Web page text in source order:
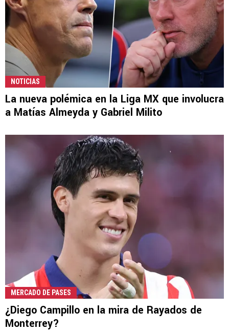
NOTICIAS
La nueva polémica en la Liga MX que involucra
a Matías Almeyda y Gabriel Milito
MERCADO DE PASES
¿Diego Campillo en la mira de Rayados de
Monterrey?